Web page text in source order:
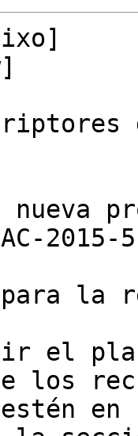
nueva
2015-
la
el
los
estén